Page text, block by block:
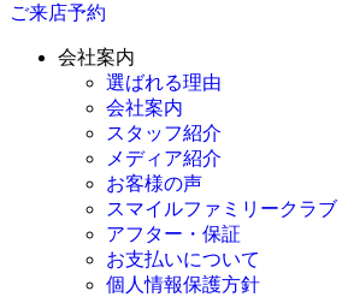
ご来店予約
会社案内
選ばれる理由
会社案内
スタッフ紹介
メディア紹介
お客様の声
スマイルファミリークラブ
アフター・保証
お支払いについて
個人情報保護方針